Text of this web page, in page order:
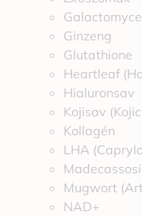
Ginzeng
Glutathione
Heartleaf
Hialuronsav
Kojisav
Kollagén
LHA
Mugwort
NAD+